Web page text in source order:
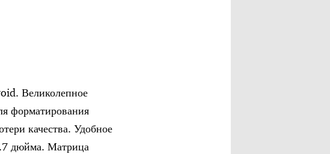
Великолепное
форматирования
качества. Удобное
дюйма. Матрица